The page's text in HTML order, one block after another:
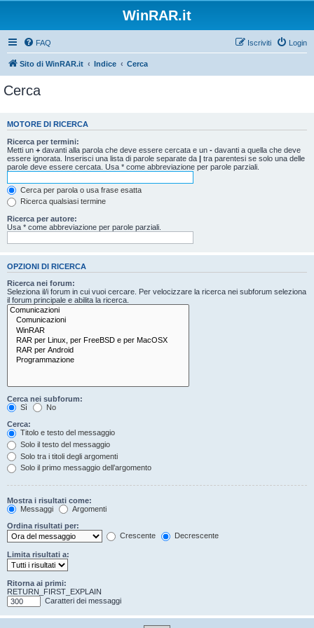
WinRAR.it
FAQ Login
Iscriviti
Sito di WinRAR.it Indice Cerca
Cerca
MOTORE DI RICERCA
Ricerca per termini:
Metti un + davanti alla parola che deve essere cercata e un - davanti a quella che deve
essere ignorata. Inserisci una lista di parole separate da | tra parentesi se solo una delle
parole deve essere cercata. Usa * come abbreviazione per parole parziali.
Cerca per parola o usa frase esatta
Ricerca qualsiasi termine
Ricerca per autore:
Usa * come abbreviazione per parole parziali.
OPZIONI DI RICERCA
Ricerca nei forum:
Seleziona il/i forum in cui vuoi cercare. Per velocizzare la ricerca nei subforum seleziona
il forum principale e abilita la ricerca.
Cerca nei subforum:
Sì
No
Cerca:
Titolo e testo del messaggio
Solo il testo del messaggio
Solo tra i titoli degli argomenti
Solo il primo messaggio dell’argomento
Mostra i risultati come:
Messaggi
Argomenti
Ordina risultati per:
Crescente
Decrescente
Limita risultati a:
Ritorna ai primi:
RETURN_FIRST_EXPLAIN
Caratteri dei messaggi